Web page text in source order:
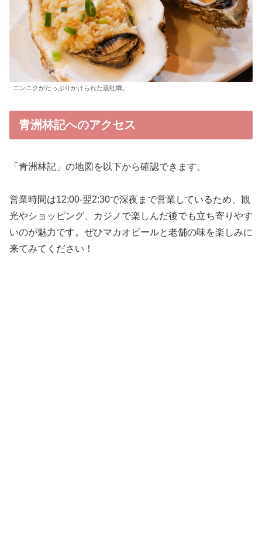
ニンニクがたっぷりかけられた蒸牡蠣。
青洲林記へのアクセス
「青洲林記」の地図を以下から確認できます。
営業時間は12:00-翌2:30で深夜まで営業しているため、観
光やショッピング、カジノで楽しんだ後でも立ち寄りやす
いのが魅力です。ぜひマカオビールと老舗の味を楽しみに
来てみてください！